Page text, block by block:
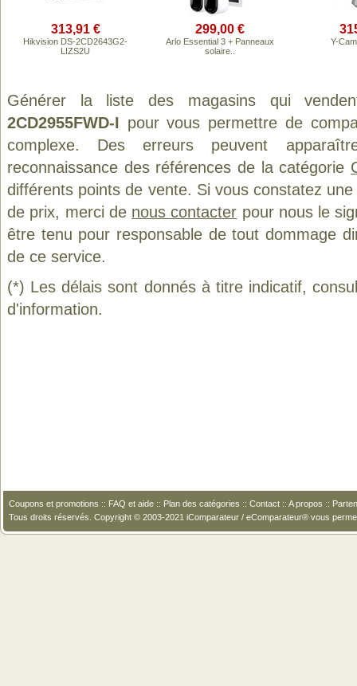
313,91 €
Hikvision DS-2CD2643G2-
LIZS2U
299,00 €
Arlo Essential 3 + Panneaux
solaire..
Y-
Générer la liste des magasins qui
2CD2955FWD-I pour vous permettre de
complexe. Des erreurs peuvent
reconnaissance des références de la catégorie
différents points de vente. Si vous constatez
de prix, merci de nous contacter pour nous le
être tenu pour responsable de tout dommage
de ce service.
(*) Les délais sont donnés à titre indicatif,
d'information.
Coupons et promotions :: FAQ et aide :: Plan des catégories :: Contact :: A propos ::
Tous droits réservés. Copyright © 2003-2021 iComparateur / eComparateur® vous